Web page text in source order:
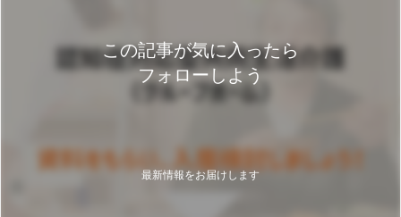
この記事が気に入ったら
フォローしよう
最新情報をお届けします